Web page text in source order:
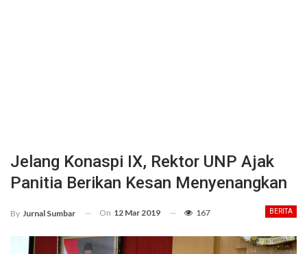
Jelang Konaspi IX, Rektor UNP Ajak
Panitia Berikan Kesan Menyenangkan
BERITA
By Jurnal Sumbar On 12 Mar 2019 167